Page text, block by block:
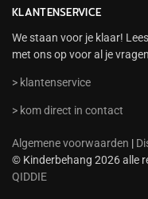
KLANTENSERVICE
We staan voor je klaar!
met ons op voor al je
> klantenservice
> kom direct in contact
Algemene voorwaarden |
© Kinderbehang 2026 alle
QIDDIE